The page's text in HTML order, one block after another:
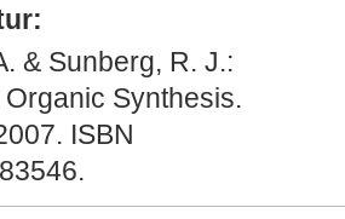
& Sunberg, R. J.:
Synthesis.
ISBN